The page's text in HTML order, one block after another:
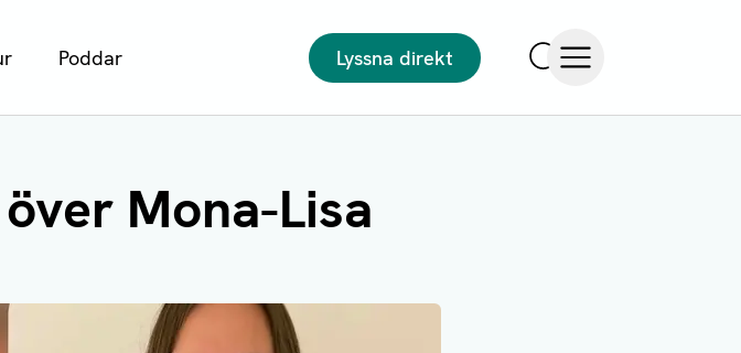
Poddar
Lyssna direkt
Mona-Lisa